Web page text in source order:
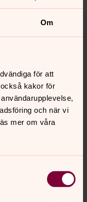
Om
för att
kakor för
och när vi
mer om våra
hits av Elton
som känns som
och estradör
samt erfarenhet
En
skapar
torsdagen